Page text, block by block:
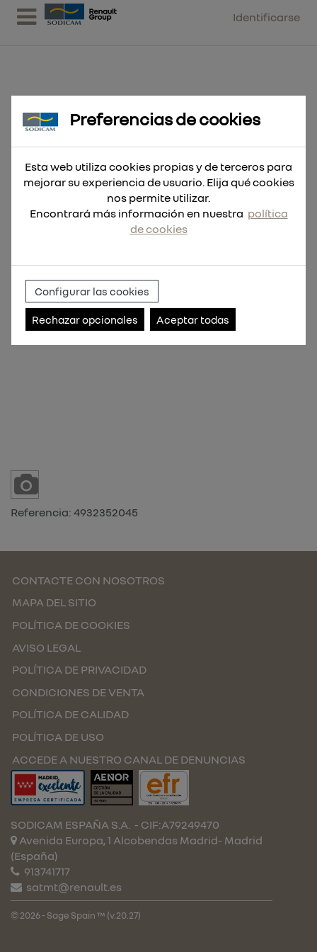
Identificarse
Broca SDS-Plus MX4 8x115 - 10uds
Referencia: 4932352045
CONTACTE CON NOSOTROS
MAPA DEL SITIO
POLÍTICA DE COOKIES
AVISO LEGAL
POLÍTICA DE PRIVACIDAD
CONDICIONES DE VENTA
POLÍTICA DE CALIDAD
POLÍTICA DE USO
ACCEDE A NUESTRO CANAL DE DENUNCIAS
SODICAM ESPAÑA S.A. - CIF:A79249470
Avenida Europa, 1 Alcobendas Madrid- Madrid
(España)
913741717
satmt@renault.es
© 2026 - Sage Spain ™ (v.20.27)
Preferencias de cookies
Esta web utiliza cookies propias y de terceros para
mejorar su experiencia de usuario. Elija qué cookies
nos permite utilizar.
Encontrará más información en nuestra política
de cookies
Configurar las cookies
Rechazar opcionales Aceptar todas